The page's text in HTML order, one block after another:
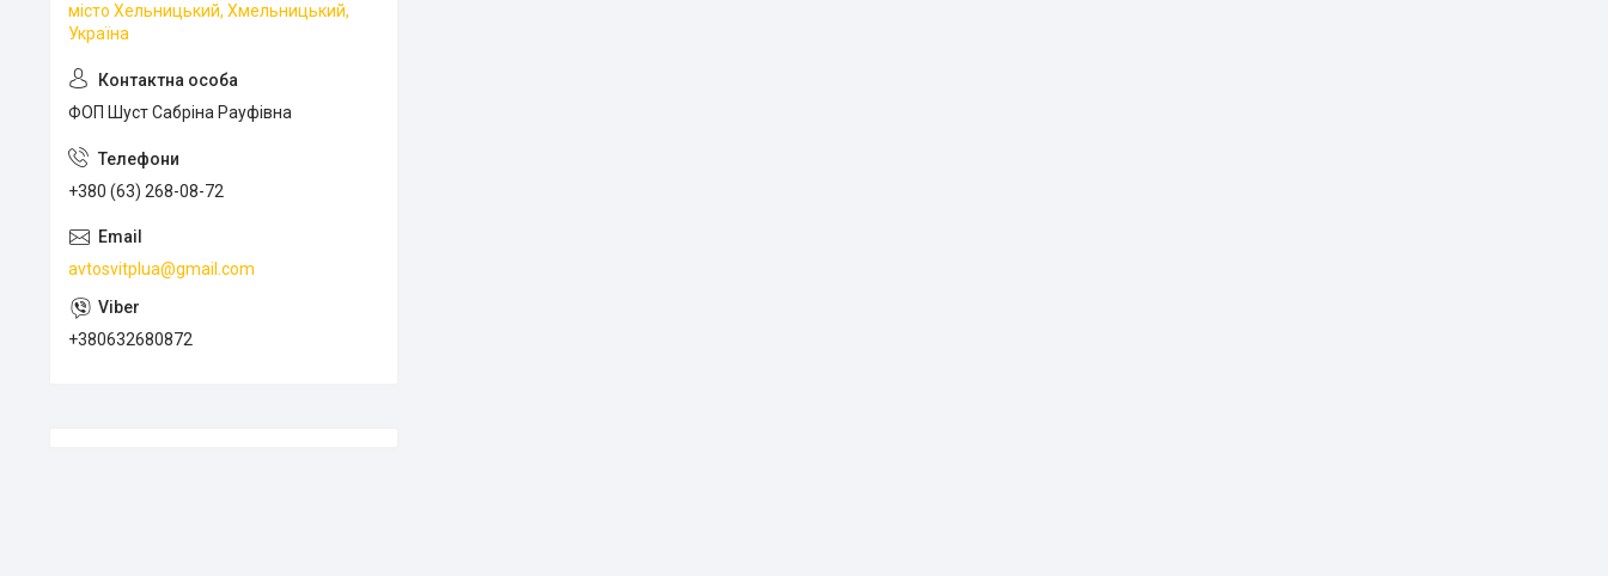
місто Хельницький, Хмельницький,
Україна
ФОП Шуст Сабріна Рауфівна
+380 (63) 268-08-72
avtosvitplua@gmail.com
+380632680872